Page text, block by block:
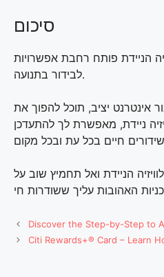
סיכום
הניידת פותח רחבת אפשרויות
לבידור בתנועה.
אינטרנט יציב, תוכל להפוך את
ניידת, מאפשרת לך להתעדכן
הניידת ואל תחמיץ שוב על
Discover the Step-by-Step to
Citi Rewards+® Card – Learn